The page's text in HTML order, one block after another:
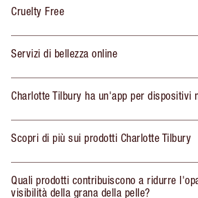
Cruelty Free
Servizi di bellezza online
Charlotte Tilbury ha un'app per dispositivi
Scopri di più sui prodotti Charlotte Tilbury
Quali prodotti contribuiscono a ridurre
visibilità della grana della pelle?